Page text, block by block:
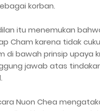
korban.
itu menemukan
Cham karena tidak
di bawah prinsip upaya
jawab atas
Nuon Chea